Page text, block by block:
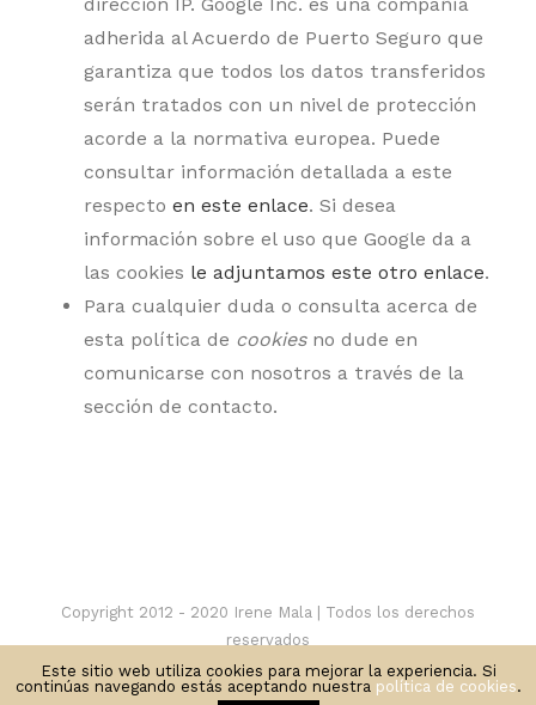
dirección IP. Google Inc. es una compañía
adherida al Acuerdo de Puerto Seguro que
garantiza que todos los datos transferidos
serán tratados con un nivel de protección
acorde a la normativa europea. Puede
consultar información detallada a este
respecto en este enlace. Si desea
información sobre el uso que Google da a
las cookies le adjuntamos este otro enlace.
Para cualquier duda o consulta acerca de
esta política de cookiesno dude en
comunicarse con nosotros a través de la
sección de contacto.
Copyright 2012 - 2020 Irene Mala | Todos los derechos
reservados
Privacidad -Cookies
Este sitio web utiliza cookies para mejorar la experiencia. Si
continúas navegando estás aceptando nuestra política de cookies.